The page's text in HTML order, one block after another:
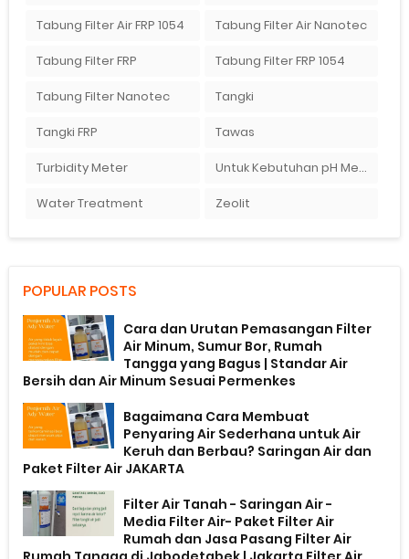
Tabung Filter Air FRP 1054 Tabung Filter Air Nanotec
Tabung Filter FRP Tabung Filter FRP 1054
Tabung Filter Nanotec Tangki
Tangki FRP Tawas
Turbidity Meter Untuk Kebutuhan pH Meter Murah Hanya Di Ady Water
Water Treatment Zeolit
POPULAR POSTS
Cara dan Urutan Pemasangan Filter
Air Minum, Sumur Bor, Rumah
Tangga yang Bagus | Standar Air
Bersih dan Air Minum Sesuai Permenkes
Bagaimana Cara Membuat
Penyaring Air Sederhana untuk Air
Keruh dan Berbau? Saringan Air dan
Paket Filter Air JAKARTA
Filter Air Tanah - Saringan Air -
Media Filter Air- Paket Filter Air
Rumah dan Jasa Pasang Filter Air